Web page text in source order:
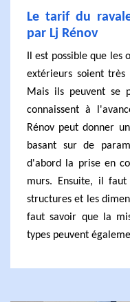
Le tarif du
par Lj Rénov
Il est possible que
extérieurs soient très
Mais ils peuvent se
connaissent à
Rénov peut donner
basant sur de
d'abord la prise en
murs. Ensuite, il
structures et les
faut savoir que la
types peuvent